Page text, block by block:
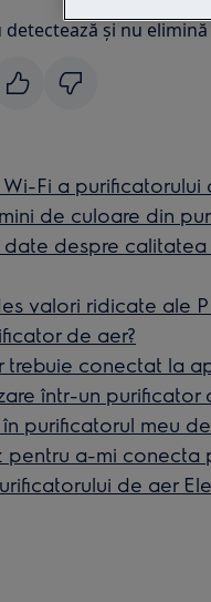
și nu
Fi a purificatorului
de culoare din
despre
valori ridicate ale
de aer?
trebuie conectat la
într-un purificator
purificatorul meu
pentru a-mi conecta
de aer